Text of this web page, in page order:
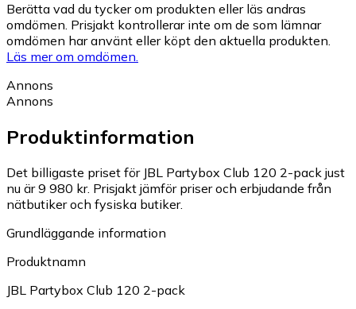
Berätta vad du tycker om produkten eller läs andras
omdömen. Prisjakt kontrollerar inte om de som lämnar
omdömen har använt eller köpt den aktuella produkten.
Läs mer om omdömen.
Annons
Annons
Produktinformation
Det billigaste priset för JBL Partybox Club 120 2-pack just
nu är 9 980 kr. Prisjakt jämför priser och erbjudande från
nätbutiker och fysiska butiker.
Grundläggande information
Produktnamn
JBL Partybox Club 120 2-pack